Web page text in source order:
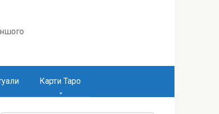
Карти Таро